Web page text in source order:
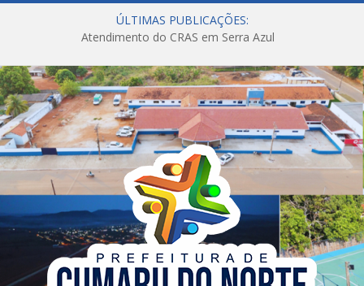
ÚLTIMAS PUBLICAÇÕES:
Atendimento do CRAS em Serra Azul